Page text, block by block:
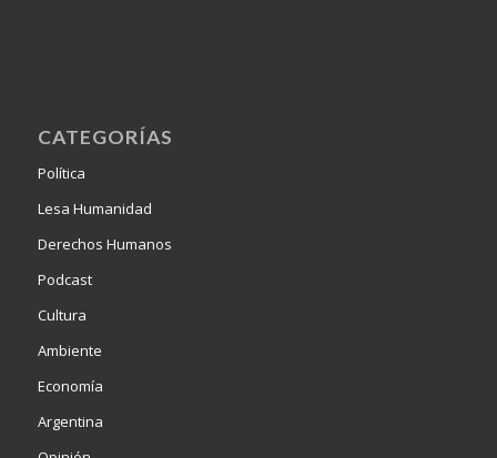
CATEGORÍAS
Política
Lesa Humanidad
Derechos Humanos
Podcast
Cultura
Ambiente
Economía
Argentina